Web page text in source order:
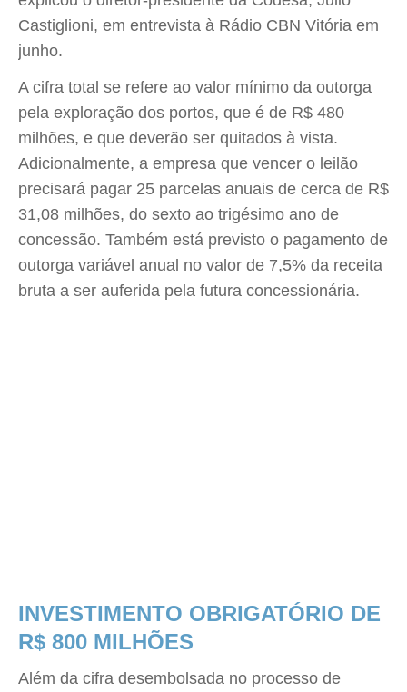
Castiglioni, em entrevista à Rádio CBN Vitória em
junho.
A cifra total se refere ao valor mínimo da outorga
pela exploração dos portos, que é de R$ 480
milhões, e que deverão ser quitados à vista.
Adicionalmente, a empresa que vencer o leilão
precisará pagar 25 parcelas anuais de cerca de R$
31,08 milhões, do sexto ao trigésimo ano de
concessão. Também está previsto o pagamento de
outorga variável anual no valor de 7,5% da receita
bruta a ser auferida pela futura concessionária.
INVESTIMENTO OBRIGATÓRIO DE
R$ 800 MILHÕES
Além da cifra desembolsada no processo de